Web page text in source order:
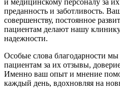
преданность и заботливость.
совершенству, постоянное
пациентам делают нашу
надежности.
Особые слова благодарности
пациентам за их отзывы,
Именно ваш опыт и мнение
каждый день, вдохновляя на